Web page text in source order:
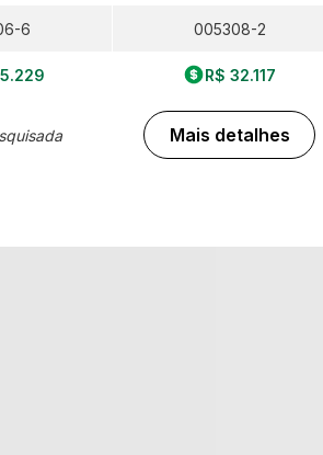
6 005308-2
R$ 32.117
Mais detalhes